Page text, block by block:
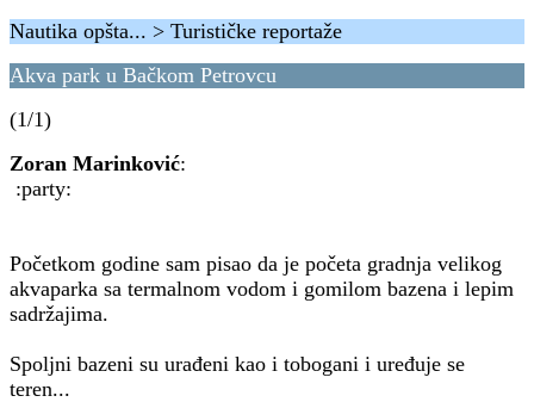
Nautika opšta... > Turističke reportaže
Akva park u Bačkom Petrovcu
(1/1)
Zoran Marinković:
:party:
Početkom godine sam pisao da je početa gradnja velikog
akvaparka sa termalnom vodom i gomilom bazena i lepim
sadržajima.
Spoljni bazeni su urađeni kao i tobogani i uređuje se
teren...